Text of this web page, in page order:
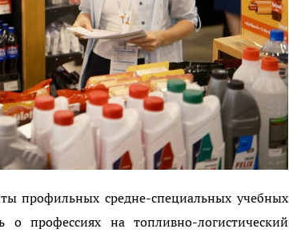
профильных средне-специальных учебных
профессиях на топливно-логистический